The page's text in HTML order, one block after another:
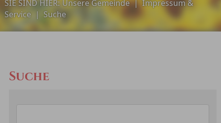
SIE SIND HIER:Unsere Gemeinde|Impressum &
Service | Suche
Suche